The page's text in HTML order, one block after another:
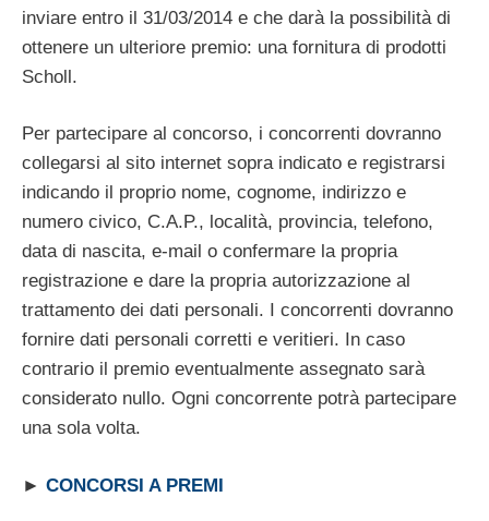
inviare entro il 31/03/2014 e che darà la possibilità di
ottenere un ulteriore premio: una fornitura di prodotti
Scholl.
Per partecipare al concorso, i concorrenti dovranno
collegarsi al sito internet sopra indicato e registrarsi
indicando il proprio nome, cognome, indirizzo e
numero civico, C.A.P., località, provincia, telefono,
data di nascita, e-mail o confermare la propria
registrazione e dare la propria autorizzazione al
trattamento dei dati personali. I concorrenti dovranno
fornire dati personali corretti e veritieri. In caso
contrario il premio eventualmente assegnato sarà
considerato nullo. Ogni concorrente potrà partecipare
una sola volta.
► CONCORSI A PREMI